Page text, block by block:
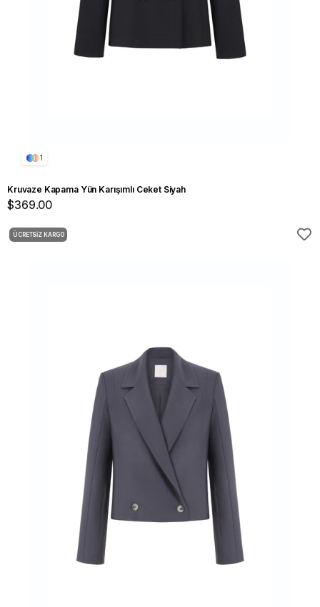
1
Kruvaze Kapama Yün Karışımlı Ceket Siyah
$369.00
ÜCRETSIZ KARGO